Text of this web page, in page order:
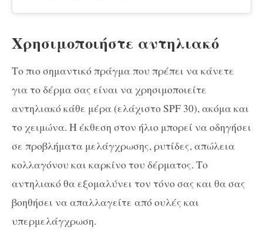
Χρησιμοποιήστε αντηλιακό
Το πιο σημαντικό πράγμα που πρέπει να κάνετε
για το δέρμα σας είναι να χρησιμοποιείτε
αντηλιακό κάθε μέρα (ελάχιστο SPF 30), ακόμα και
το χειμώνα. Η έκθεση στον ήλιο μπορεί να οδηγήσει
σε προβλήματα μελάγχρωσης, ρυτίδες, απώλεια
κολλαγόνου και καρκίνο του δέρματος. Το
αντηλιακό θα εξομαλύνει τον τόνο σας και θα σας
βοηθήσει να απαλλαγείτε από ουλές και
υπερμελάγχρωση.